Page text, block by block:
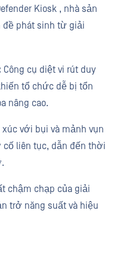
Kiosk , nhà sản
đề phát sinh từ giải
Công cụ diệt vi rút duy
tổ chức dễ bị tổn
nâng cao.
xúc với bụi và mảnh vụn
liên tục, dẫn đến thời
chậm chạp của giải
trở năng suất và hiệu